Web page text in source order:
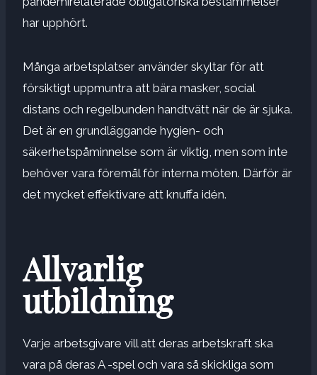
har upphört.
Många arbetsplatser använder skyltar för att
försiktigt uppmuntra att bära masker, social
distans och regelbunden handtvätt när de är sjuka.
Det är en grundläggande hygien- och
säkerhetspåminnelse som är viktig, men som inte
behöver vara föremål för interna möten. Därför är
det mycket effektivare att knuffa idén.
Allvarlig
utbildning
Varje arbetsgivare vill att deras arbetskraft ska
vara på deras A -spel och vara så skickliga som